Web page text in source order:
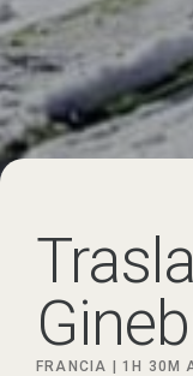
FRANCIA | 1H 30M